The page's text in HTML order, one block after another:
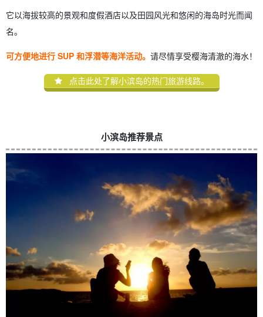
它以海拔较高的景观和度假酒店以及田园风光和悠闲的海岛时光而闻
名。
可方便地进行 SUP 和浮潜等海洋活动。 请尽情享受樱海清澈的海水！
点击此处了解小滨岛的热门旅游线路。
小滨岛推荐景点